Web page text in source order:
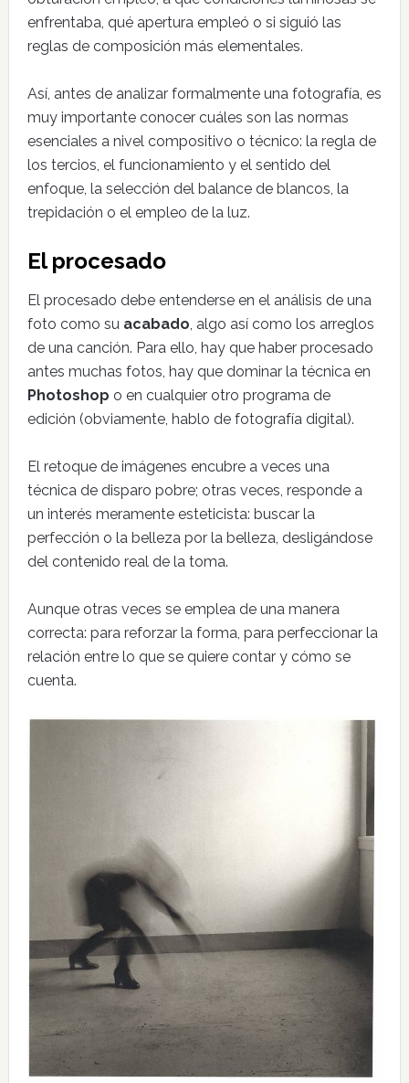
enfrentaba, qué apertura empleó o si siguió las
reglas de composición más elementales.
Así, antes de analizar formalmente una fotografía, es
muy importante conocer cuáles son las normas
esenciales a nivel compositivo o técnico: la regla de
los tercios, el funcionamiento y el sentido del
enfoque, la selección del balance de blancos, la
trepidación o el empleo de la luz.
El procesado
El procesado debe entenderse en el análisis de una
foto como su acabado , algo así como los arreglos
de una canción. Para ello, hay que haber procesado
antes muchas fotos, hay que dominar la técnica en
Photoshop o en cualquier otro programa de
edición (obviamente, hablo de fotografía digital).
El retoque de imágenes encubre a veces una
técnica de disparo pobre; otras veces, responde a
un interés meramente esteticista: buscar la
perfección o la belleza por la belleza, desligándose
del contenido real de la toma.
Aunque otras veces se emplea de una manera
correcta: para reforzar la forma, para perfeccionar la
relación entre lo que se quiere contar y cómo se
cuenta.